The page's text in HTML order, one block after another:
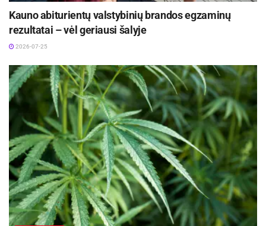
Kauno abiturientų valstybinių brandos egzaminų
rezultatai – vėl geriausi šalyje
2026-07-25